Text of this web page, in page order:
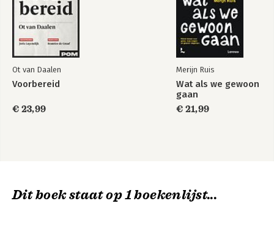
Ot van Daalen
Voorbereid
€ 23,99
Merijn Ruis
Wat als we gewoon
gaan
€ 21,99
Dit boek staat op 1 boekenlijst...